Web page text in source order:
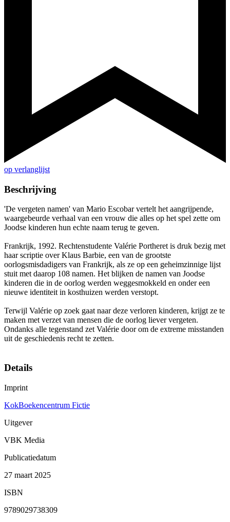
op verlanglijst
Beschrijving
'De vergeten namen' van Mario Escobar vertelt het aangrijpende,
waargebeurde verhaal van een vrouw die alles op het spel zette om
Joodse kinderen hun echte naam terug te geven.
Frankrijk, 1992. Rechtenstudente Valérie Portheret is druk bezig met
haar scriptie over Klaus Barbie, een van de grootste
oorlogsmisdadigers van Frankrijk, als ze op een geheimzinnige lijst
stuit met daarop 108 namen. Het blijken de namen van Joodse
kinderen die in de oorlog werden weggesmokkeld en onder een
nieuwe identiteit in kosthuizen werden verstopt.
Terwijl Valérie op zoek gaat naar deze verloren kinderen, krijgt ze te
maken met verzet van mensen die de oorlog liever vergeten.
Ondanks alle tegenstand zet Valérie door om de extreme misstanden
uit de geschiedenis recht te zetten.
Details
Imprint
KokBoekencentrum Fictie
Uitgever
VBK Media
Publicatiedatum
27 maart 2025
ISBN
9789029738309